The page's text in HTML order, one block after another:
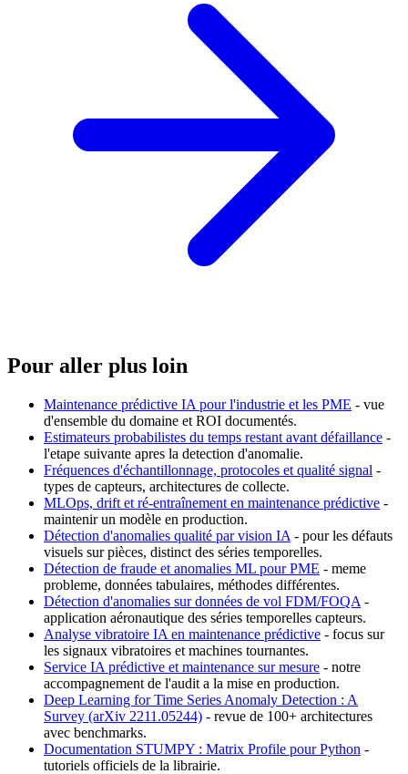
Pour aller plus loin
Maintenance prédictive IA pour l'industrie et les PME - vue
d'ensemble du domaine et ROI documentés.
Estimateurs probabilistes du temps restant avant défaillance -
l'etape suivante apres la detection d'anomalie.
Fréquences d'échantillonnage, protocoles et qualité signal -
types de capteurs, architectures de collecte.
MLOps, drift et ré-entraînement en maintenance prédictive -
maintenir un modèle en production.
Détection d'anomalies qualité par vision IA - pour les défauts
visuels sur pièces, distinct des séries temporelles.
Détection de fraude et anomalies ML pour PME - meme
probleme, données tabulaires, méthodes différentes.
Détection d'anomalies sur données de vol FDM/FOQA -
application aéronautique des séries temporelles capteurs.
Analyse vibratoire IA en maintenance prédictive - focus sur
les signaux vibratoires et machines tournantes.
Service IA prédictive et maintenance sur mesure - notre
accompagnement de l'audit a la mise en production.
Deep Learning for Time Series Anomaly Detection : A
Survey (arXiv 2211.05244) - revue de 100+ architectures
avec benchmarks.
Documentation STUMPY : Matrix Profile pour Python -
tutoriels officiels de la librairie.